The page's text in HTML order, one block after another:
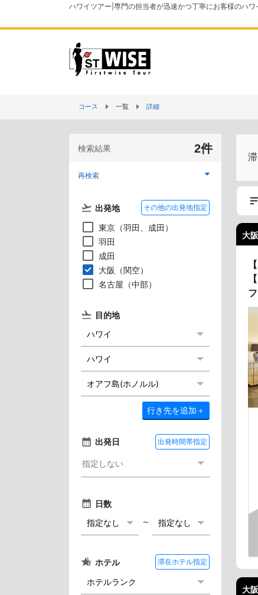
ハワイツアー|専門の担当者が迅速かつ丁寧にお客様のハワ
コース 一覧 詳細
検索結果 2件
再検索
出発地 その他の出発地指定
東京（羽田、成田）
羽田
成田
大阪（関空）
名古屋（中部）
目的地
行き先を追加 ＋
出発日 出発時間帯指定
日数
～
ホテル 滞在ホテル指定
大
大